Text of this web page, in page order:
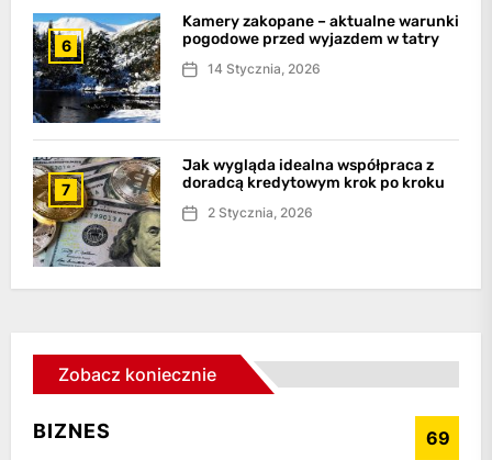
6
Kamery zakopane – aktualne warunki
pogodowe przed wyjazdem w tatry
14 Stycznia, 2026
7
Jak wygląda idealna współpraca z
doradcą kredytowym krok po kroku
2 Stycznia, 2026
Zobacz koniecznie
BIZNES 69